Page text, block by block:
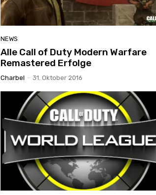
NEWS
Alle Call of Duty Modern Warfare
Remastered Erfolge
Charbel - 31. Oktober 2016